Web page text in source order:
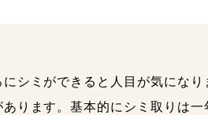
シミができると人目が気にな
ります。基本的にシミ取りは